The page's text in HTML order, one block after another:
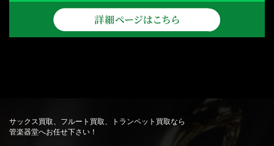
サックス買取、フルート買取、トランペット買取なら
管楽器堂へお任せ下さい！